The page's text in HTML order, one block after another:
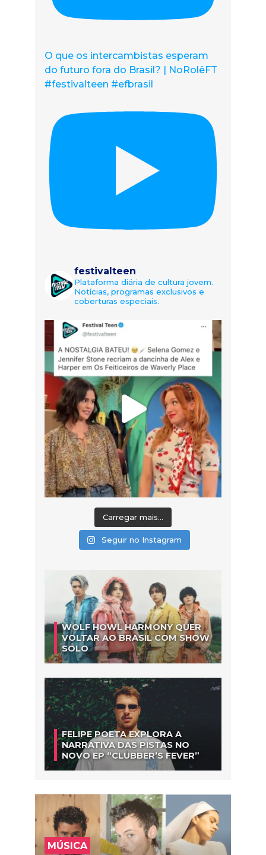
O que os intercambistas esperam
do futuro fora do Brasil? | NoRolêFT
#festivalteen #efbrasil
festivalteen
Plataforma diária de cultura jovem.
Notícias, programas exclusivos e
coberturas especiais.
Carregar mais...
Seguir no Instagram
WOLF HOWL HARMONY QUER
VOLTAR AO BRASIL COM SHOW
SOLO
FELIPE POETA EXPLORA A
NARRATIVA DAS PISTAS NO
NOVO EP “CLUBBER’S FEVER”
MÚSICA